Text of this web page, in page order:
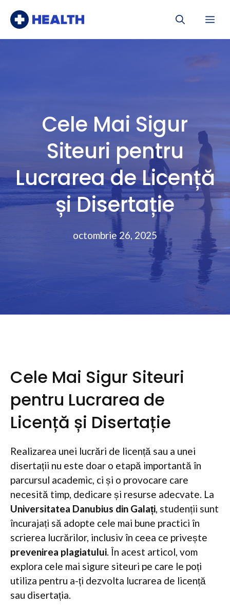
Cele Mai Sigur
Siteuri pentru
Lucrarea de Licență
și Disertație
octombrie 26, 2025
Cele Mai Sigur Siteuri
pentru Lucrarea de
Licență și Disertație
Realizarea unei lucrări de licență sau a unei
disertații nu este doar o etapă importantă în
parcursul academic, ci și o provocare care
necesită timp, dedicare și resurse adecvate. La
Universitatea Danubius din Galați, studenții sunt
încurajați să adopte cele mai bune practici în
scrierea lucrărilor, inclusiv în ceea ce privește
prevenirea plagiatului. În acest articol, vom
explora cele mai sigure siteuri pe care le poți
utiliza pentru a-ți dezvolta lucrarea de licență
sau disertația.